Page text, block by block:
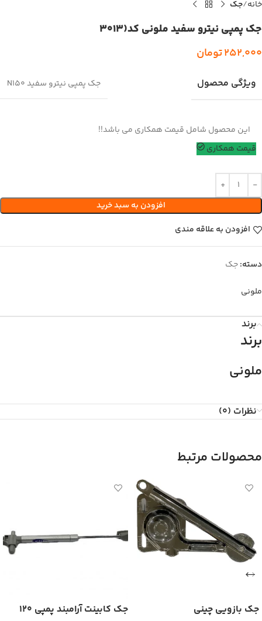
خانه جک
جک پمپی نیترو سفید ملونی کد(3013
252,000تومان
ویژگی محصول جک پمپی نیترو سفید N150
این محصول شامل قیمت همکاری می باشد!!
قیمت همکاری
افزودن به سبد خرید
افزودن به علاقه مندی
دسته:جک
ملونی
برند
برند
ملونی
نظرات (0)
محصولات مرتبط
جک بازویی چینی
جک کابینت آرامبند پمپی 120